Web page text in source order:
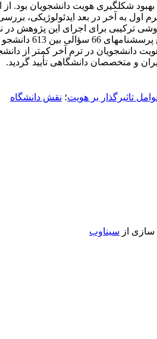
شکل­گیری هویت دانشجویان بود. از
دانشجویان در ترم آخر کمتر از
تاثیرگذار بر هویت؛ نقش دانشگاه
سازی از سیناوب